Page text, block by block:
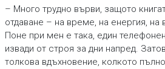
– Много трудно върви, защото
отдаване – на време, на енергия, на
Поне при мен е така, един
извади от строя за дни напред.
толкова вдъхновение, колкото